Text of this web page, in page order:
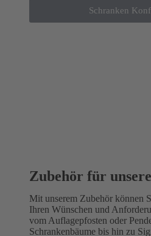
Schranken
Zubehör für
Mit unserem Zubehör können
Ihren Wünschen und
vom Auflagepfosten oder
Schrankenbäume bis hin zu